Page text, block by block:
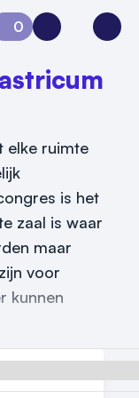
0
0
Inloggen
elke ruimte
is het
zaal is waar
maar
voor
kunnen